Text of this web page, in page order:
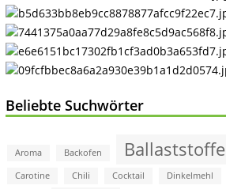
Beliebte Suchwörter
Aroma Backofen Ballaststoffe
Carotine Chili Cocktail Dinkelmehl